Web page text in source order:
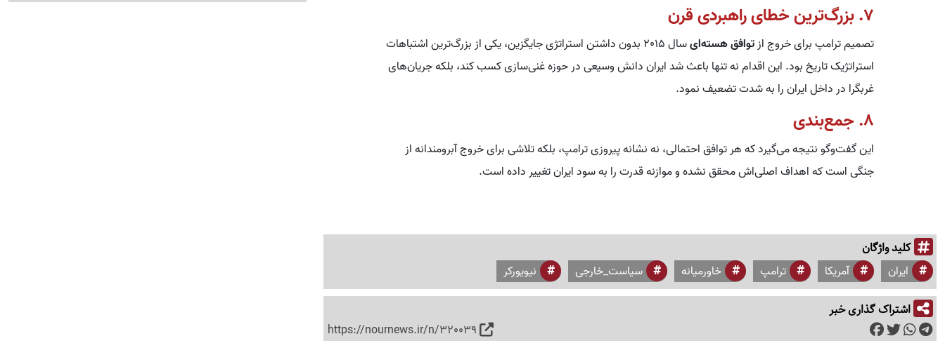
7. بزرگ‌ترین خطای راهبردی قرن
تصمیم ترامپ برای خروج ازتوافق هسته‌ای
سال 2015 بدون داشتن استراتژی جایگزین، یکی از بزرگ‌ترین اشتباهات
استراتژیک تاریخ بود. این اقدام نه تنها باعث شد ایران دانش وسیعی در حوزه غنی‌سازی کسب کند، بلکه جریان‌های
غربگرا در داخل ایران را به شدت تضعیف نمود.
8. جمع‌بندی
این گفت‌وگو نتیجه می‌گیرد که هر توافق احتمالی، نه نشانه پیروزی ترامپ، بلکه تلاشی برای خروج آبرومندانه از
جنگی است که اهداف اصلی‌اش محقق نشده و موازنه قدرت را به سود ایران تغییر داده است.
کلید واژگان
ایران آمریکا ترامپ خاورمیانه سیاست_خارجی نیویورکر
اشتراک گذاری خبر
https://nournews.ir/n/320039